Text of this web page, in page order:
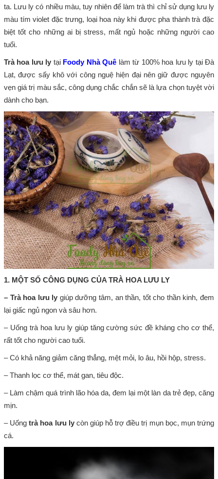
ta. Lưu ly có nhiều màu, tuy nhiên để làm trà thì chỉ sử dụng lưu ly
màu tím violet đặc trưng, loại hoa này khi được pha thành trà đặc
biệt tốt cho những ai bị stress, mất ngủ hoặc những người cao
tuổi.
Trà hoa lưu ly tại Foody Nhà Quê làm từ 100% hoa lưu ly tại Đà
Lạt, được sấy khô với công nguệ hiện đại nên giữ được nguyên
vẹn giá trị màu sắc, công dụng chắc chắn sẽ là lựa chọn tuyệt vời
dành cho bạn.
1. MỘT SỐ CÔNG DỤNG CỦA TRÀ HOA LƯU LY
– Trà hoa lưu ly giúp dưỡng tâm, an thần, tốt cho thần kinh, đem
lại giấc ngủ ngon và sâu hơn.
– Uống trà hoa lưu ly giúp tăng cường sức đề kháng cho cơ thể,
rất tốt cho người cao tuổi.
– Có khả năng giảm căng thẳng, mệt mỏi, lo âu, hồi hộp, stress.
– Thanh lọc cơ thể, mát gan, tiêu độc.
– Làm chậm quá trình lão hóa da, đem lại một làn da trẻ đẹp, căng
mịn.
– Uốngtrà hoa lưu lycòn giúp hỗ trợ điều trị mụn bọc, mụn trứng
cá.